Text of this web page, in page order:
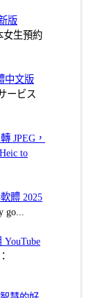
版
女生預約
中文版
ービス
JPEG，
to
體 2025
go...
YouTube